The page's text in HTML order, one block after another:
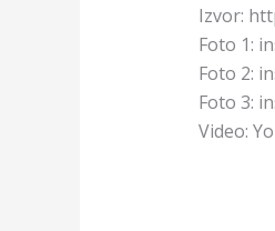
Izvor:
Foto 1:
Foto 2:
Foto 3:
Video: